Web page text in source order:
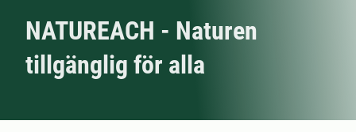
NATUREACH - Naturen
tillgänglig för alla